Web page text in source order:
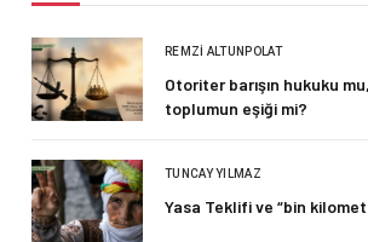
REMZI ALTUNPOLAT
Otoriter barışın hukuku
toplumun eşiği mi?
TUNCAY YILMAZ
Yasa Teklifi ve “bin